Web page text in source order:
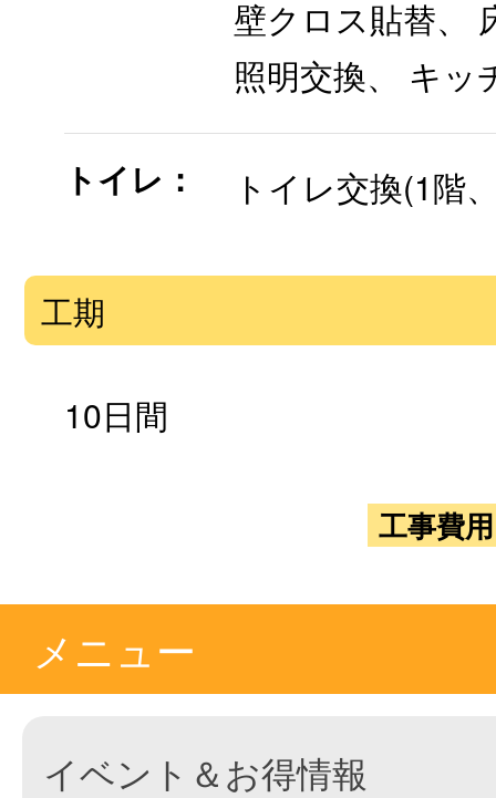
壁クロス貼替、
照明交換、 キッ
トイレ： トイレ交換(1階
工期
10日間
工事費用
メニュー
イベント＆お得情報